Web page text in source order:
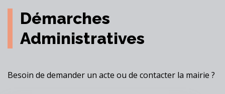
Démarches
Administratives
Besoin de demander un acte ou de contacter la mairie ?